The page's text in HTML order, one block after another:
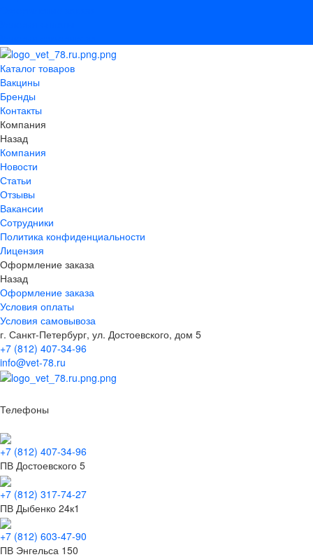
Каталог товаров
Вакцины
Бренды
Контакты
Компания
Назад
Компания
Новости
Статьи
Отзывы
Вакансии
Сотрудники
Политика конфиденциальности
Лицензия
Оформление заказа
Назад
Оформление заказа
Условия оплаты
Условия самовывоза
г. Санкт-Петербург, ул. Достоевского, дом 5
+7 (812) 407-34-96
info@vet-78.ru
Телефоны
+7 (812) 407-34-96
ПВ Достоевского 5
+7 (812) 317-74-27
ПВ Дыбенко 24к1
+7 (812) 603-47-90
ПВ Энгельса 150